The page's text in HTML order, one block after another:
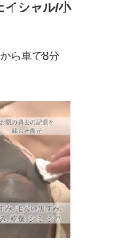
イシャル/小
ら車で8分